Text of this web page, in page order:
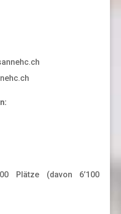
Plätze (davon 6’100